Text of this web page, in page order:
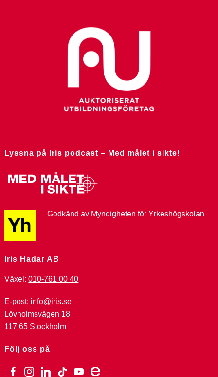
Lyssna på Iris podcast – Med målet i sikte!
Godkänd av Myndigheten för Yrkeshögskolan
Iris Hadar AB
Växel:010-761 00 40
E-post: info@iris.se
Lövholmsvägen 18
117 65 Stockholm
Följ oss på
facebookinstagramlinkedin
tiktok youtube
ebay